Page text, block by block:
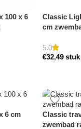
100 x 6
Classic
cm
5.0
€32,49 stuk
6 cm
Classic
zwembad